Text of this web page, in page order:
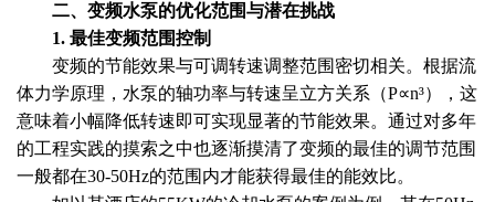
二、变频水泵的优化范围与潜在挑战
1. 最佳变频范围控制
变频的节能效果与可调转速调整范围密切相关。根据流
体力学原理，水泵的轴功率与转速呈立方关系（P∝n³），这
意味着小幅降低转速即可实现显著的节能效果。通过对多年
的工程实践的摸索之中也逐渐摸清了变频的最佳的调节范围
一般都在30-50Hz的范围内才能获得最佳的能效比。